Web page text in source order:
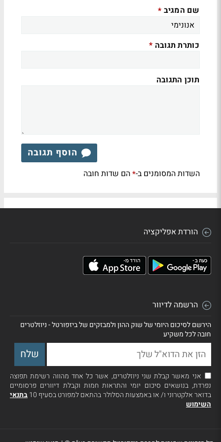
שם המגיב *
כותרת תגובה *
תוכן התגובה
הוסף תגובה
השדות המסומנים ב-*הם שדות חובה
הורדת אפליקציה
הרשמה לדיוור
הירשם לסיכום היומי של שוק ההון ולמבזקים של ביזפורטל - ניוזלטרים
חובה לכל משקיע
אני מאשר קבלת שני ניוזלטרים, אשר כל אחד מהווה רשימת תפוצה
נפרדת, בנושאים סיכום יומי והתראות חמות וקבלת דיוורים פרסומיים
בדואר אלקטרוני ו/ או באמצעות הסלולר בהתאם למפורט בסעיף 10
בתנאי
השימוש